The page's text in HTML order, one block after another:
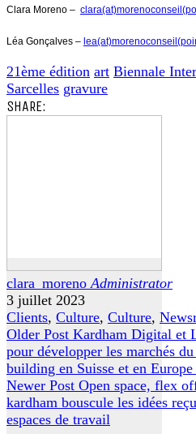
Clara Moreno –
Léa Gonçalves –
21ème édition art Biennale
Sarcelles gravure
SHARE:
clara_moreno Administrator
3 juillet 2023
Clients, Culture, Culture,
Older Post Kardham Digital et
pour développer les marchés
building en Suisse et en
Newer Post Open space, flex
kardham bouscule les idées
espaces de travail